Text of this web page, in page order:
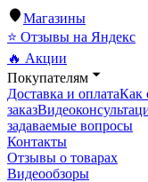
Магазины
⭐ Отзывы на Яндекс
🔥 Акции
Покупателям
Доставка и оплатаКак
заказ
задаваемые вопросы
Контакты
Отзывы о товарах
Видеообзоры